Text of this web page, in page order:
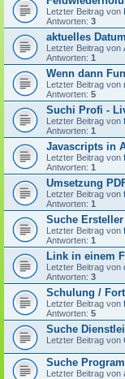
Letzter Beitrag von
Antworten: 3
aktuelles
Letzter Beitrag von
Antworten: 1
Wenn dann
Letzter Beitrag von
Antworten: 5
Suchi Profi -
Letzter Beitrag von
Antworten: 1
Javascripts in
Letzter Beitrag von
Antworten: 1
Umsetzung
Letzter Beitrag von
Antworten: 1
Suche
Letzter Beitrag von
Antworten: 1
Link in einem
Letzter Beitrag von
Antworten: 3
Schulung /
Letzter Beitrag von
Antworten: 5
Suche
Letzter Beitrag von
Suche
Letzter Beitrag von